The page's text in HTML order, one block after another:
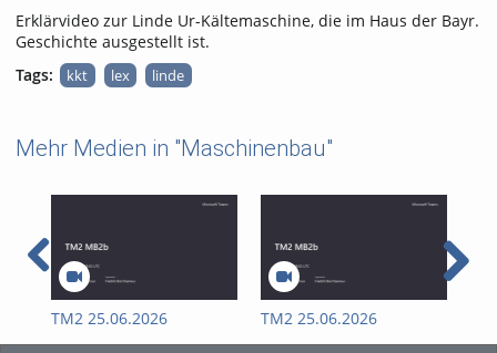
Erklärvideo zur Linde Ur-Kältemaschine, die im Haus der Bayr.
Geschichte ausgestellt ist.
Tags:
kkt lex linde
Mehr Medien in "Maschinenbau"
TM2 25.06.2026 TM2 25.06.2026